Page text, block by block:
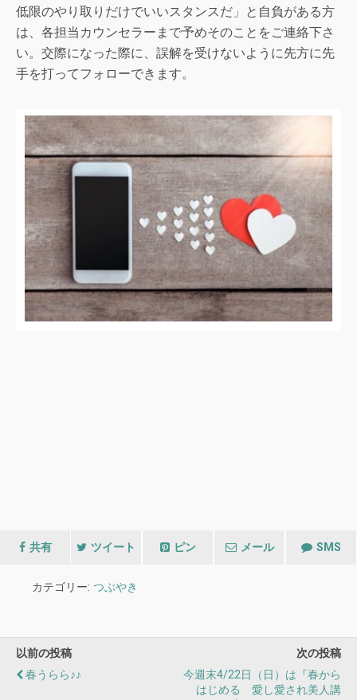
低限のやり取りだけでいいスタンスだ」と自負がある方
は、各担当カウンセラーまで予めそのことをご連絡下さ
い。交際になった際に、誤解を受けないように先方に先
手を打ってフォローできます。
共有 ツイート ピン メール SMS
カテゴリー: つぶやき
以前の投稿
春うらら♪♪
次の投稿
今週末4/22日（日）は『春から
はじめる 愛し愛され美人講